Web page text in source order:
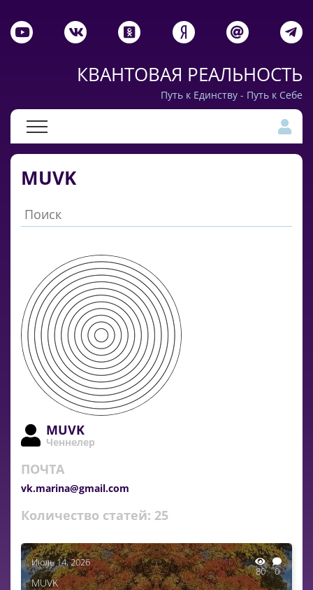
КВАНТОВАЯ РЕАЛЬНОСТЬ
Путь к Единству - Путь к Себе
MUVK
MUVK
Ченнелер
ПОЧТА
vk.marina@gmail.com
Количество статей: 25
Июль 14, 2026
80 0
MUVK